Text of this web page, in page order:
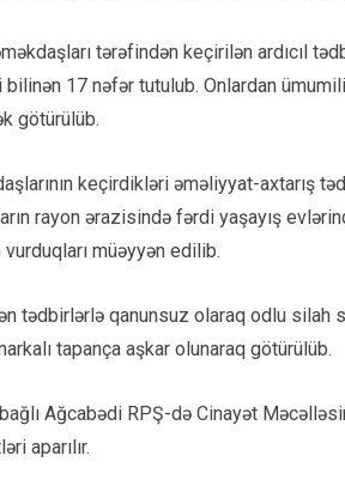
tərəfindən keçirilən ardıcıl
17 nəfər tutulub. Onlardan
götürülüb.
keçirdikləri əməliyyat-axtarış
rayon ərazisində fərdi yaşayış
müəyyən edilib.
tədbirlərlə qanunsuz olaraq odlu
tapança aşkar olunaraq götürülüb.
Ağcabədi RPŞ-də Cinayət
aparılır.